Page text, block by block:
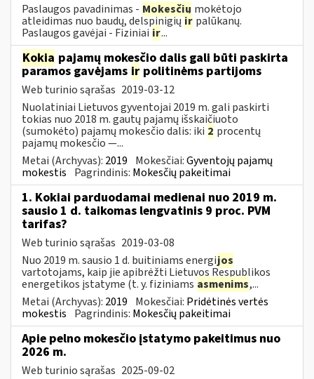
Paslaugos pavadinimas - Mokesčių mokėtojo
atleidimas nuo baudų, delspinigiųir palūkanų.
Paslaugos gavėjai - Fiziniai ir...
Kokia pajamų mokesčio dalis gali būti paskirta
paramos gavėjams ir politinėms partijoms
Web turinio sąrašas 2019-03-12
Nuolatiniai Lietuvos gyventojai 2019 m. gali paskirti
tokias nuo 2018 m. gautų pajamų išskaičiuoto
(sumokėto) pajamų mokesčio dalis: iki 2 procentų
pajamų mokesčio —...
Metai (Archyvas): 2019 Mokesčiai:Gyventojų pajamų
mokestis Pagrindinis: Mokesčių pakeitimai
1. Kokiai parduodamai medienai nuo 2019 m.
sausio 1 d. taikomas lengvatinis 9 proc. PVM
tarifas?
Web turinio sąrašas 2019-03-08
Nuo 2019 m. sausio 1 d. buitiniams energijos
vartotojams, kaip jie apibrėžti Lietuvos Respublikos
energetikos įstatyme (t. y. fiziniams asmenims,...
Metai (Archyvas): 2019 Mokesčiai: Pridėtinės vertės
mokestis Pagrindinis: Mokesčių pakeitimai
Apie pelno mokesčio įstatymo pakeitimus nuo
2026 m.
Web turinio sąrašas 2025-09-02